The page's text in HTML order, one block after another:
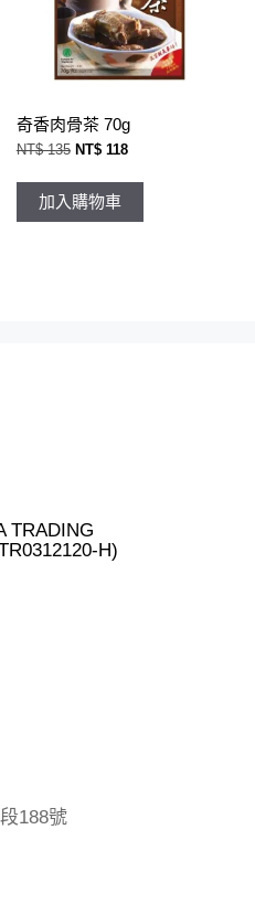
奇香肉骨茶 70g
NT$135 原
價
格：
NT$ 135。
NT$118目
價
加入購物車
TRADING
H)
188號